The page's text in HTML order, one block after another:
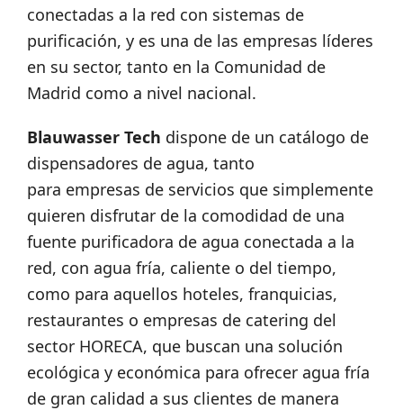
conectadas a la red con sistemas de
purificación, y es una de las empresas líderes
en su sector, tanto en la Comunidad de
Madrid como a nivel nacional.
Blauwasser Tech dispone de un catálogo de
dispensadores de agua, tanto
para empresas de servicios que simplemente
quieren disfrutar de la comodidad de una
fuente purificadora de agua conectada a la
red, con agua fría, caliente o del tiempo,
como para aquellos hoteles, franquicias,
restaurantes o empresas de catering del
sector HORECA, que buscan una solución
ecológica y económica para ofrecer agua fría
de gran calidad a sus clientes de manera